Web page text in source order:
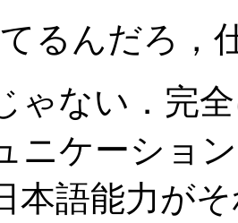
るんだろ，
ゃない．完
ニケーショ
本語能力が